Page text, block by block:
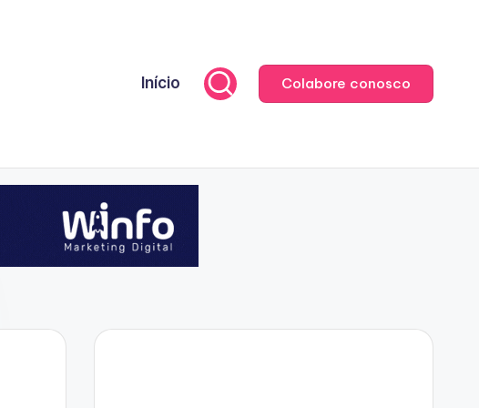
Início Colabore conosco